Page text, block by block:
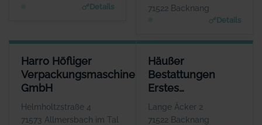
Details 71522 Backnang
Details
Harro Höfliger
Verpackungsmaschinen
GmbH
Helmholtzstraße 4
71573 Allmersbach im Tal
HARRO HÖFLIGER VERPACKUNGSMASCHINEN GMBH
Herr Markus Höfliger
WEBSITE
Häußer
Bestattungen
Erstes
Backnanger
Bestattungsinstitut
Lange Äcker 2
71522 Backnang
HÄUSSER BESTATTUNGEN